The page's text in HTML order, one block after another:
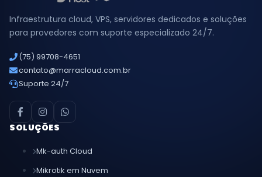
Infraestrutura cloud, VPS, servidores dedicados e soluções
para provedores com suporte especializado 24/7.
(75) 99708-4651
contato@marracloud.com.br
Suporte 24/7
SOLUÇÕES
Mk-auth Cloud
Mikrotik em Nuvem